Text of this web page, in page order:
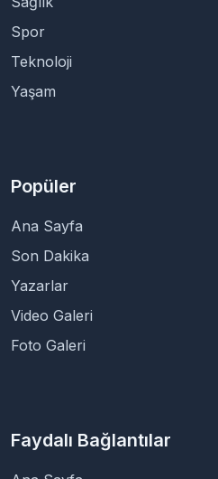
Spor
Teknoloji
Yaşam
Popüler
Ana Sayfa
Son Dakika
Yazarlar
Video Galeri
Foto Galeri
Faydalı Bağlantılar